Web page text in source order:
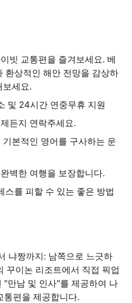
빗 교통편을 즐겨보세요. 베
환상적인 해안 전망을 감상하
보세요.
및 24시간 연중무휴 지원
든지 연락주세요.
본적인 영어를 구사하는 운
벽한 여행을 보장합니다.
스를 피할 수 있는 좋은 방법
냐짱까지: 남쪽으로 느긋하
꾸이논 리조트에서 직접 픽업
"만남 및 인사"를 제공하여 나
통편을 제공합니다.